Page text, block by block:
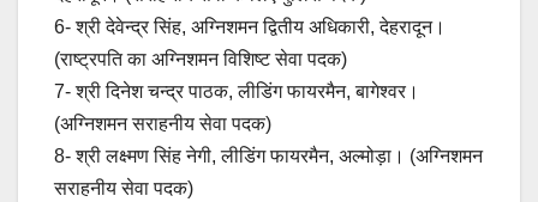
6- श्री देवेन्द्र सिंह, अग्निशमन द्वितीय अधिकारी, देहरादून।
(राष्ट्रपति का अग्निशमन विशिष्ट सेवा पदक)
7- श्री दिनेश चन्द्र पाठक, लीडिंग फायरमैन, बागेश्वर।
(अग्निशमन सराहनीय सेवा पदक)
8- श्री लक्ष्मण सिंह नेगी, लीडिंग फायरमैन, अल्मोड़ा। (अग्निशमन
सराहनीय सेवा पदक)